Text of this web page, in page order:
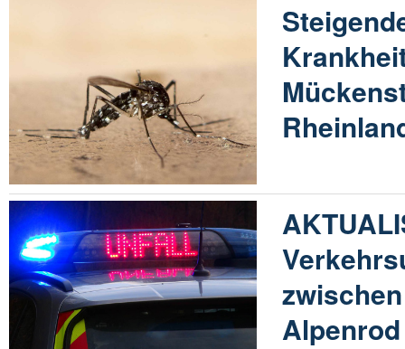
Alpenrod